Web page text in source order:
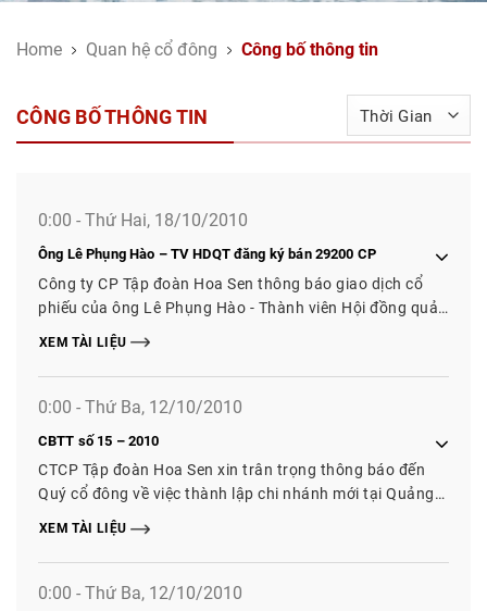
Home Quan hệ cổ đông Công bố thông tin
CÔNG BỐ THÔNG TIN
0:00 - Thứ Hai, 18/10/2010
Ông Lê Phụng Hào – TV HDQT đăng ký bán 29200 CP
Công ty CP Tập đoàn Hoa Sen thông báo giao dịch cổ
phiếu của ông Lê Phụng Hào - Thành viên Hội đồng quản
trị. Thời gian thực hiện từ ngày 21/10/2010 đến ngày
21/12/2010.
XEM TÀI LIỆU
0:00 - Thứ Ba, 12/10/2010
CBTT số 15 – 2010
CTCP Tập đoàn Hoa Sen xin trân trọng thông báo đến
Quý cổ đông về việc thành lập chi nhánh mới tại Quảng
Ninh, Bình Dương
XEM TÀI LIỆU
0:00 - Thứ Ba, 12/10/2010